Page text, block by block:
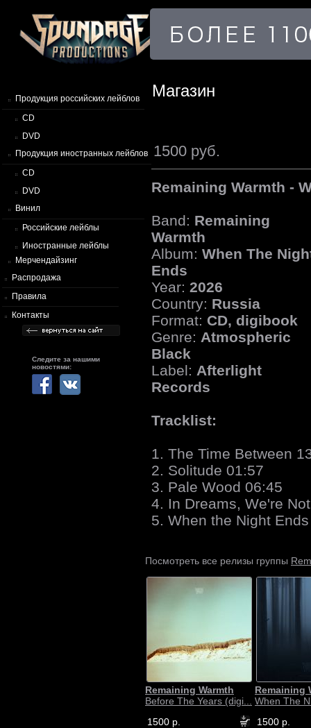
Продукция российских лейблов
CD
DVD
Продукция иностранных лейблов
CD
DVD
Винил
Российские лейблы
Иностранные лейблы
Мерчендайзинг
Распродажа
Правила
Контакты
Следите за нашими
новостями:
Магазин
1500 руб.
Remaining Warmth -
Band: Remaining
Warmth
Album: When The
Ends
Year: 2026
Country: Russia
Format: CD, digibook
Genre: Atmospheric
Black
Label: Afterlight
Records
Tracklist:
1. The Time Between
2. Solitude 01:57
3. Pale Wood 06:45
4. In Dreams, We're
5. When the Night
Посмотреть все релизы группы
Remaining Warmth
Before The Years (digi...
1500 р.
Remaining
When The
1500 р.